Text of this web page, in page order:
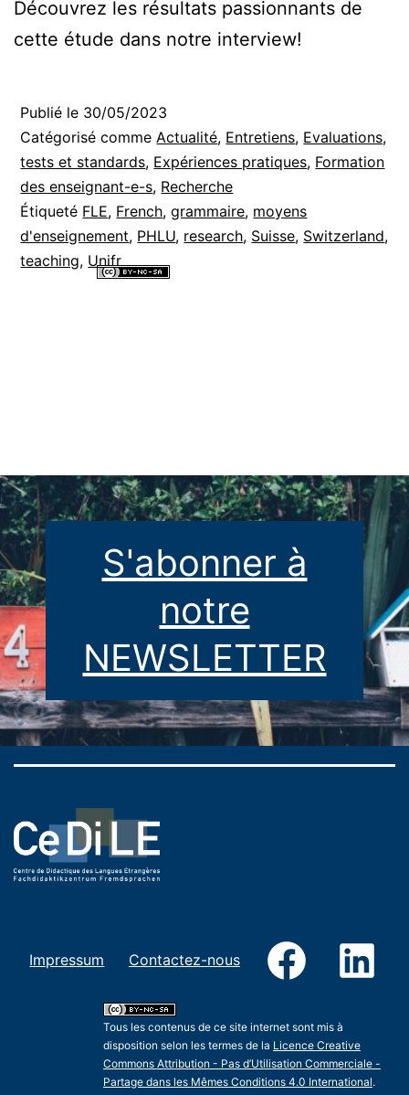
Découvrez les résultats passionnants de
cette étude dans notre interview!
Publié le 30/05/2023
Catégorisé comme Actualité, Entretiens, Evaluations,
tests et standards, Expériences pratiques, Formation
des enseignant-e-s, Recherche
Étiqueté FLE, French,grammaire, moyens
d'enseignement, PHLU, research, Suisse, Switzerland,
teaching, Unifr
S'abonner à
notre
NEWSLETTER
Impressum Contactez-nous Facebook
Tous les contenus de ce site internet sont mis à
disposition selon les termes de la Licence Creative
Commons Attribution - Pas d’Utilisation Commerciale -
Partage dans les Mêmes Conditions 4.0 International.